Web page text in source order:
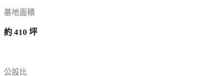
基地面積
約 410 坪
公設比